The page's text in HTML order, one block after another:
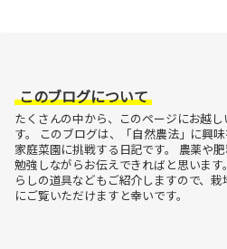
このブログについて
たくさんの中から、このページにお越
す。
このブログは、「自然農法」に興
家庭菜園に挑戦する日記です。
農薬や
勉強しながらお伝えできればと思います。
らしの道具などもご紹介しますので、
にご覧いただけますと幸いです。